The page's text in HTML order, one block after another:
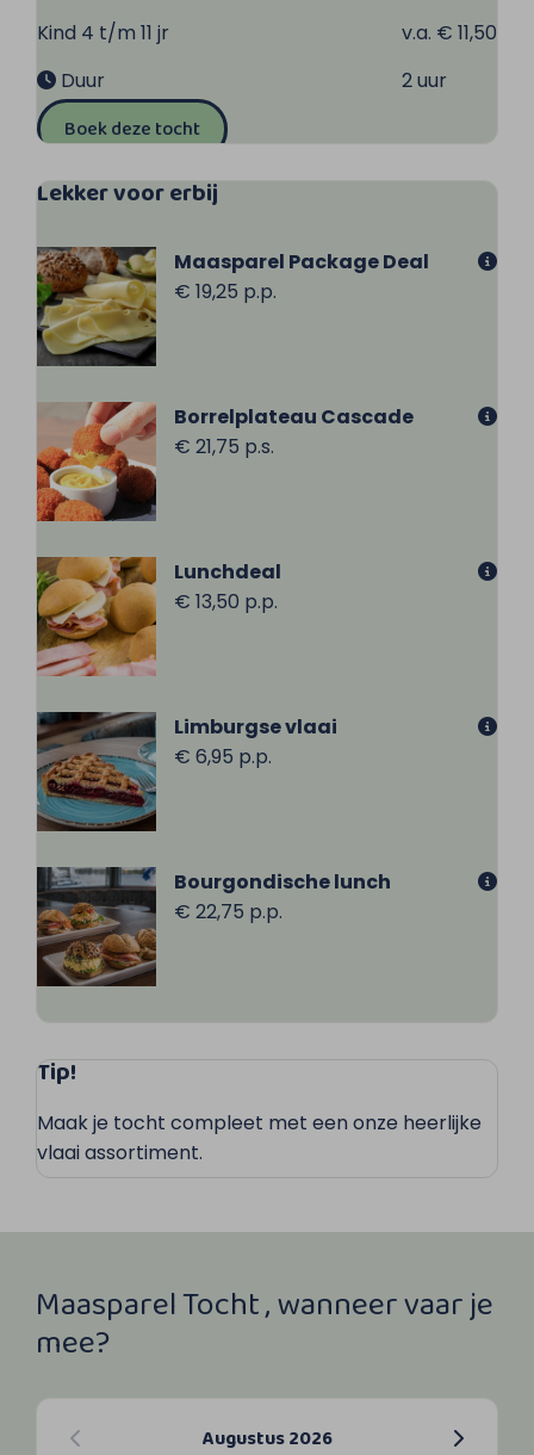
Kind 4 t/m 11 jr
v.a. € 11,50
Duur
2 uur
Boek deze tocht
Lekker voor erbij
Maasparel Package Deal
€ 19,25 p.p.
Borrelplateau Cascade
€ 21,75 p.s.
Lunchdeal
€ 13,50 p.p.
Limburgse vlaai
€ 6,95 p.p.
Bourgondische lunch
€ 22,75 p.p.
Tip!
Maak je tocht compleet met een onze heerlijke
vlaai assortiment.
Maasparel Tocht , wanneer vaar je
mee?
Augustus 2026